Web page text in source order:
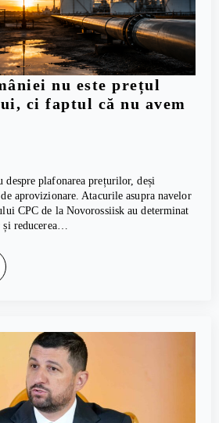
nu este prețul
ci faptul că nu avem
despre plafonarea prețurilor, deși
aprovizionare. Atacurile asupra navelor
CPC de la Novorossiisk au determinat
și reducerea…